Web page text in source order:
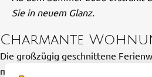
Sie in neuem Glanz.
Charmante
Die großzügig geschnittene
m² Wohnfläche , die sich über zwei